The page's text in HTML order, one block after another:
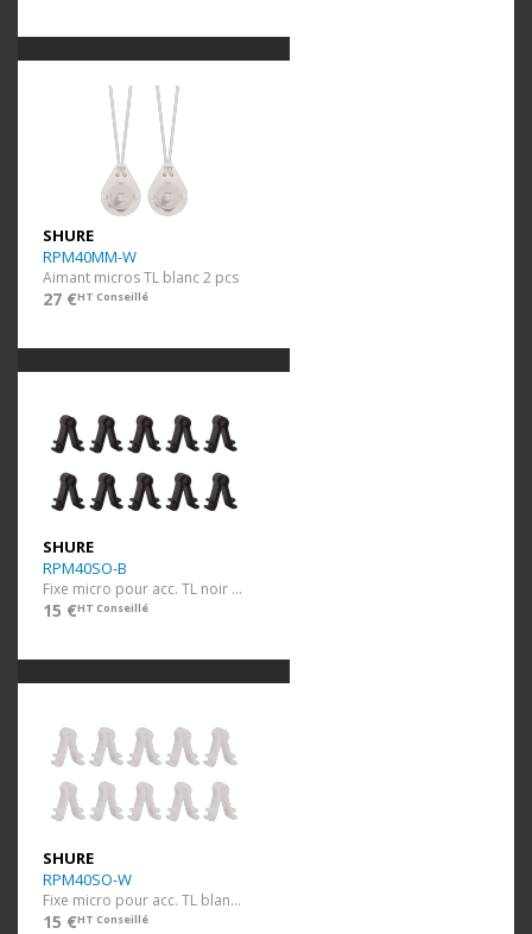
SHURE
RPM40MM-W
Aimant micros TL blanc 2 pcs
27 €HT Conseillé
SHURE
RPM40SO-B
Fixe micro pour acc. TL noir 10 pcs
15 €HT Conseillé
SHURE
RPM40SO-W
Fixe micro pour acc. TL blanc 10 pcs
15 €HT Conseillé